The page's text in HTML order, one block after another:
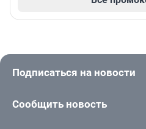
Подписаться на новости
Сообщить новость